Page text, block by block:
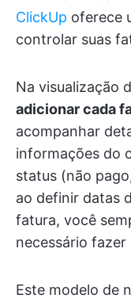
ClickUp oferece
controlar suas
Na visualização
adicionar cada
acompanhar
informações do
status (não
ao definir datas
fatura, você
necessário
Este modelo de